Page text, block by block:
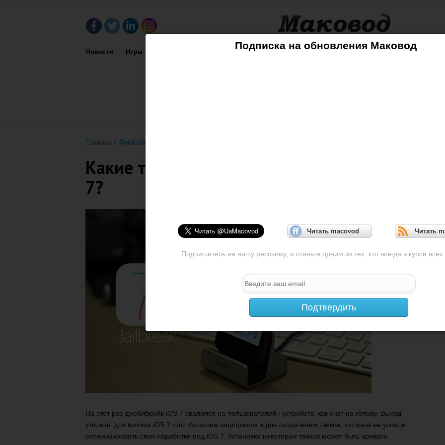
Подписка на обновления Маковод
Читать macovod Читать
Подпишитесь на нашу рассылку, и станьте одним из тех, кто всегда в курсе всех
Подтвердить
Новости Игры Советы Mac iPhone iPad iPod AppleTV
Главная › Джейлбрейк
Какие твики из Cydia совместимы с iOS
7?
На этот раз джейлбрейк iOS 7 свалился на пользователей i-устройств, как снег на голову. Выход
утилиты для взлома iOS 7 стал большим сюрпризом и для создателем твиков, которые не успели
оптимизировать свои наработки под iOS 7. Установка некоторых твиков может быть чревата